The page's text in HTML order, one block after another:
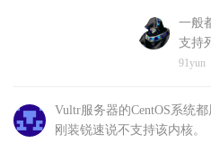
一般
支持
91yun
Vultr服务器的CentOS系统
刚装锐速说不支持该内核。